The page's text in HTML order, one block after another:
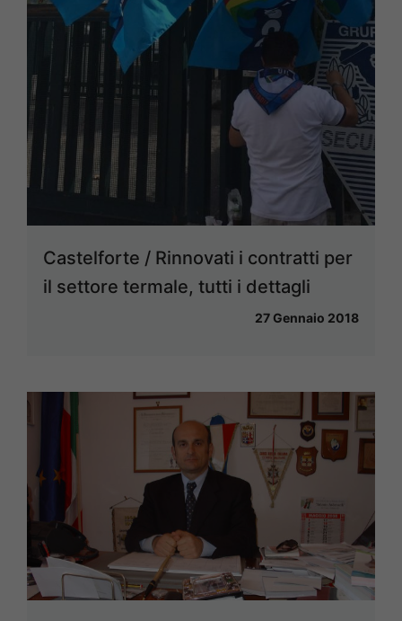
Castelforte / Rinnovati i contratti per
il settore termale, tutti i dettagli
27 Gennaio 2018